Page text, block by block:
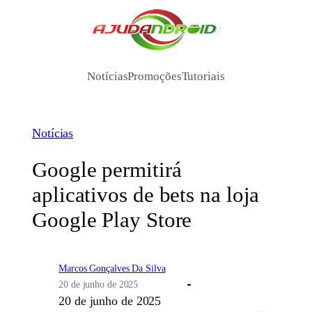
/
NotíciasPromoçõesTutoriais
Notícias
Google permitirá
aplicativos de bets na loja
Google Play Store
Marcos Gonçalves Da Silva
20 de junho de 2025
20 de junho de 2025